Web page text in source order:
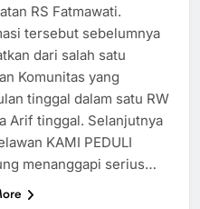
RS Fatmawati.
tersebut sebelumnya
dari salah satu
Komunitas yang
tinggal dalam satu RW
Arif tinggal. Selanjutnya
KAMI PEDULI
menanggapi serius…